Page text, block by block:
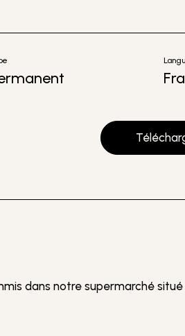
dans notre supermarché